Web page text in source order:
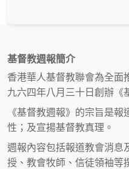
基督教週報簡介
香港華人基督教聯會為全面
九六四年八月三十日創辦《
《基督教週報》的宗旨是
性；及宣揚基督教真理。
週報內容包括報道教會消息
授、教會牧師、信徒領袖